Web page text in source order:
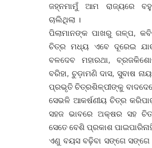
ଜହ୍ନମାମୁଁ ଆମ ରାଜ୍ୟରେ
ଚାଲିଥିଲା ।
ପିଲାମାନଙ୍କ ପାଖରୁ ଗଳ୍ପ,
ଚିତ୍ର ମଧ୍ୟ ଏବେ ଦୂରେଇ
ବଳଦେବ ମହାରଥା,
ବରିହା, ଚୁଡ଼ାମଣି ଦାସ, ସୁବାଷ
ପ୍ରଭୃତି ଚିତ୍ରଶିଳ୍ପୀଙ୍କୁ
ସେଭଳି ଆକର୍ଷଣୀୟ ଚିତ୍ର
ସହଜ ଭାବରେ ଅକ୍ଷର ସହ
ସେତେ ବେଶି ପ୍ରକାଶ
ଏଣୁ ବୟସ ବଢ଼ିବା ସଙ୍ଗେ ସଙ୍ଗେ